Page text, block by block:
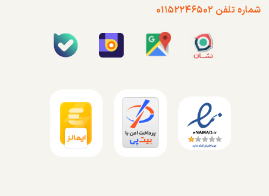
شماره تلفن ۰۱۱۵۲۲۴۶۵۰۲